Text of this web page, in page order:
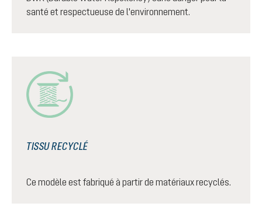
santé et respectueuse de l'environnement.
TISSU RECYCLÉ
Ce modèle est fabriqué à partir de matériaux recyclés.